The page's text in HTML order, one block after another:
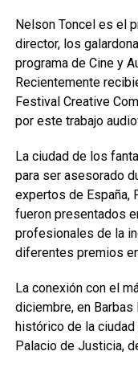
Nelson Toncel es el
director, los
programa de Cine y
Recientemente
Festival Creative
por este trabajo
La ciudad de los
para ser asesorado
expertos de España,
fueron presentados
profesionales de la
diferentes premios
La conexión con el
diciembre, en
histórico de la
Palacio de Justicia,